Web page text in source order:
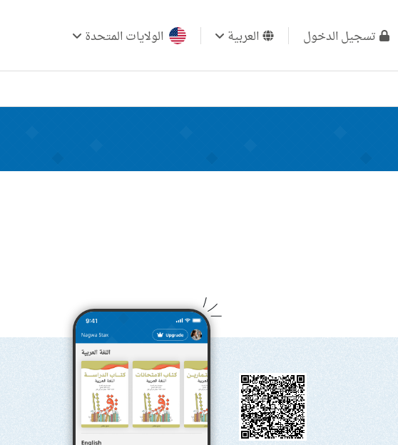
تسجيل الدخول العربية الولايات المتحدة